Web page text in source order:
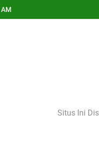
Situs Ini